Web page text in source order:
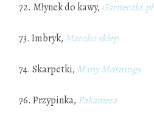
72. Młynek do kawy, Garneczki.pl
73. Imbryk, Maroko sklep
74. Skarpetki, Many Mornings
76. Przypinka, Pakamera